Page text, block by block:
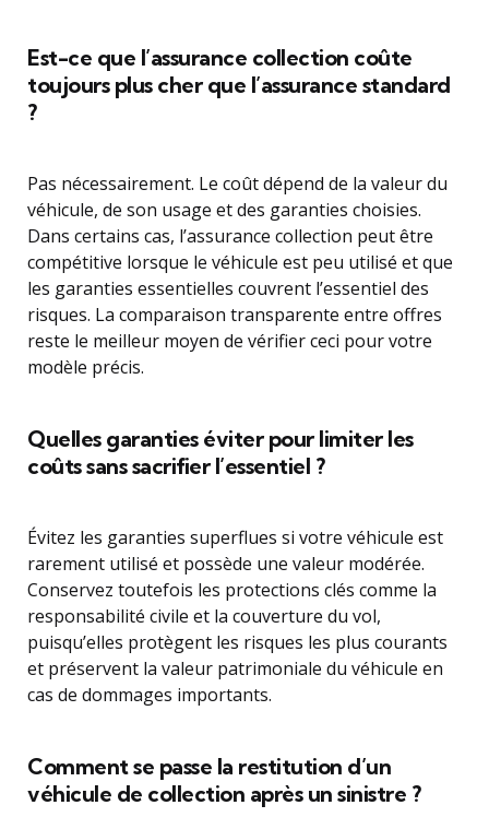
Est-ce que l’assurance collection coûte
toujours plus cher que l’assurance standard
?
Pas nécessairement. Le coût dépend de la valeur du
véhicule, de son usage et des garanties choisies.
Dans certains cas, l’assurance collection peut être
compétitive lorsque le véhicule est peu utilisé et que
les garanties essentielles couvrent l’essentiel des
risques. La comparaison transparente entre offres
reste le meilleur moyen de vérifier ceci pour votre
modèle précis.
Quelles garanties éviter pour limiter les
coûts sans sacrifier l’essentiel ?
Évitez les garanties superflues si votre véhicule est
rarement utilisé et possède une valeur modérée.
Conservez toutefois les protections clés comme la
responsabilité civile et la couverture du vol,
puisqu’elles protègent les risques les plus courants
et préservent la valeur patrimoniale du véhicule en
cas de dommages importants.
Comment se passe la restitution d’un
véhicule de collection après un sinistre ?